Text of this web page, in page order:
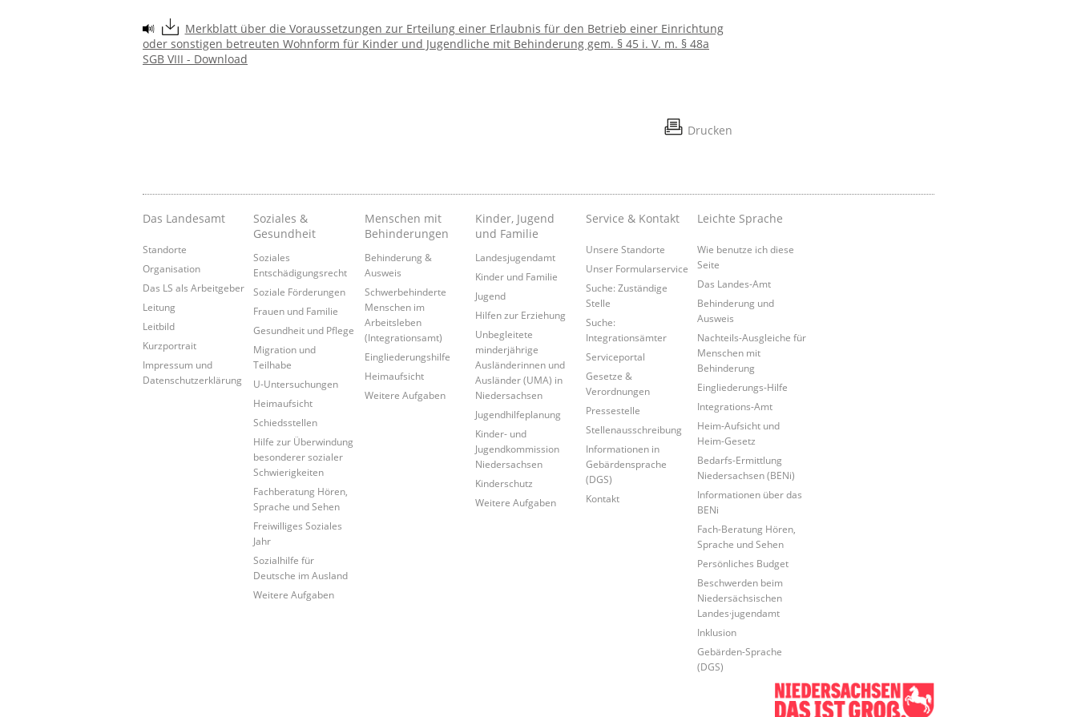
Merkblatt über die Voraussetzungen zur Erteilung einer Erlaubnis für den Betrieb einer Einrichtung
oder sonstigen betreuten Wohnform für Kinder und Jugendliche mit Behinderung gem. § 45 i. V. m. § 48a
SGB VIII - Download
Drucken
Das Landesamt
Standorte
Organisation
Das LS als Arbeitgeber
Leitung
Leitbild
Kurzportrait
Impressum und
Datenschutzerklärung
Soziales &
Gesundheit
Soziales
Entschädigungsrecht
Soziale Förderungen
Frauen und Familie
Gesundheit und Pflege
Migration und
Teilhabe
U-Untersuchungen
Heimaufsicht
Schiedsstellen
Hilfe zur Überwindung
besonderer sozialer
Schwierigkeiten
Fachberatung Hören,
Sprache und Sehen
Freiwilliges Soziales
Jahr
Sozialhilfe für
Deutsche im Ausland
Weitere Aufgaben
Menschen mit
Behinderungen
Behinderung &
Ausweis
Schwerbehinderte
Menschen im
Arbeitsleben
(Integrationsamt)
Eingliederungshilfe
Heimaufsicht
Weitere Aufgaben
Kinder, Jugend
und Familie
Landesjugendamt
Kinder und Familie
Jugend
Hilfen zur Erziehung
Unbegleitete
minderjährige
Ausländerinnen und
Ausländer (UMA) in
Niedersachsen
Jugendhilfeplanung
Kinder- und
Jugendkommission
Niedersachsen
Kinderschutz
Weitere Aufgaben
Service & Kontakt
Unsere Standorte
Unser Formularservice
Suche: Zuständige
Stelle
Suche:
Integrationsämter
Serviceportal
Gesetze &
Verordnungen
Pressestelle
Stellenausschreibung
Informationen in
Gebärdensprache
(DGS)
Kontakt
Leichte Sprache
Wie benutze ich diese
Seite
Das Landes-Amt
Behinderung und
Ausweis
Nachteils-Ausgleiche für
Menschen mit
Behinderung
Eingliederungs-Hilfe
Integrations-Amt
Heim-Aufsicht und
Heim-Gesetz
Bedarfs-Ermittlung
Niedersachsen (BENi)
Informationen über das
BENi
Fach-Beratung Hören,
Sprache und Sehen
Persönliches Budget
Beschwerden beim
Niedersächsischen
Landes·jugendamt
Inklusion
Gebärden-Sprache
(DGS)